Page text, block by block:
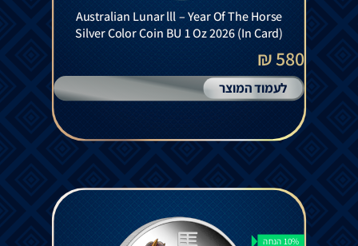
Australian Lunar lll – Year Of The Horse
Silver Color Coin BU 1 Oz 2026 (In Card)
580 ₪
לעמוד המוצר
10% הנחה